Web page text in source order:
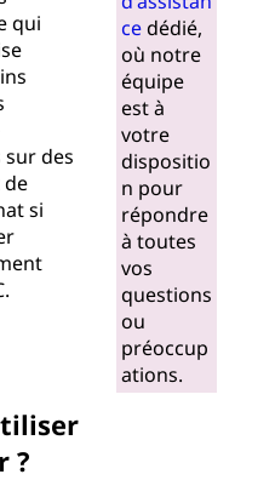
qui
des
de
si
?
cedédié,
où notre
équipe
est à
votre
dispositio
n pour
répondre
à toutes
vos
questions
ou
préoccup
ations.